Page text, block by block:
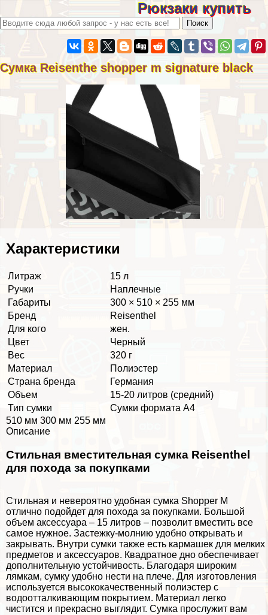
Рюкзаки купить
Сумка Reisenthe shopper m signature black
Хаpaктеристики
Литраж
15 л
Ручки
Наплечные
Габариты
300 × 510 × 255 мм
Бренд
Reisenthel
Для кого
жен.
Цвет
Черный
Вес
320 г
Материал
Полиэстер
Страна бренда
Германия
Объем
15-20 литров (средний)
Тип сумки
Сумки формата А4
510 мм 300 мм 255 мм
Описание
Стильная вместительная сумка Reisenthel
для похода за покупками
Стильная и невероятно удобная сумка Shopper M
отлично подойдет для похода за покупками. Большой
объем аксессуара – 15 литров – позволит вместить все
самое нужное. Застежку-молнию удобно открывать и
закрывать. Внутри сумки также есть кармашек для мелких
предметов и аксессуаров. Квадратное дно обеспечивает
дополнительную устойчивость. Благодаря широким
лямкам, сумку удобно нести на плече. Для изготовления
используется высококачественный полиэстер с
водоотталкивающим покрытием. Материал легко
чистится и прекрасно выглядит. Сумка прослужит вам